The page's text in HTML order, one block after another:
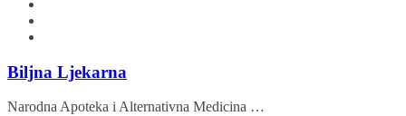
Biljna Ljekarna
Narodna Apoteka i Alternativna Medicina …